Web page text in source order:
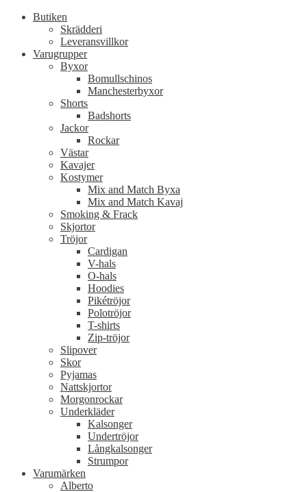
Butiken
Skrädderi
Leveransvillkor
Varugrupper
Byxor
Bomullschinos
Manchesterbyxor
Shorts
Badshorts
Jackor
Rockar
Västar
Kavajer
Kostymer
Mix and Match Byxa
Mix and Match Kavaj
Smoking & Frack
Skjortor
Tröjor
Cardigan
V-hals
O-hals
Hoodies
Pikétröjor
Polotröjor
T-shirts
Zip-tröjor
Slipover
Skor
Pyjamas
Nattskjortor
Morgonrockar
Underkläder
Kalsonger
Undertröjor
Långkalsonger
Strumpor
Varumärken
Alberto